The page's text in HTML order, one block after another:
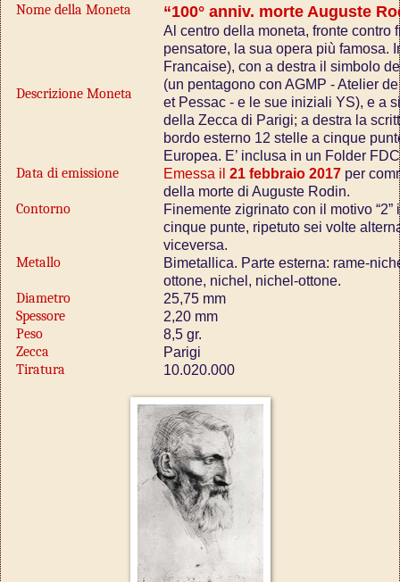
Nome della Moneta “100° anniv. morte Auguste
Descrizione Moneta
Al centro della moneta, fronte contro
pensatore, la sua opera più famosa.
Francaise), con a destra il simbolo
(un pentagono con AGMP - Atelier
et Pessac - e le sue iniziali YS), e a
della Zecca di Parigi; a destra la
bordo esterno 12 stelle a cinque
Europea. E’ inclusa in un Folder
Data di emissione Emessa il21 febbraio 2017 per
della morte di Auguste Rodin.
Contorno
Finemente zigrinato con il motivo
cinque punte, ripetuto sei volte
viceversa.
Metallo
Bimetallica. Parte esterna: rame-
ottone, nichel, nichel-ottone.
Diametro 25,75 mm
Spessore 2,20 mm
Peso 8,5 gr.
Zecca Parigi
Tiratura 10.020.000